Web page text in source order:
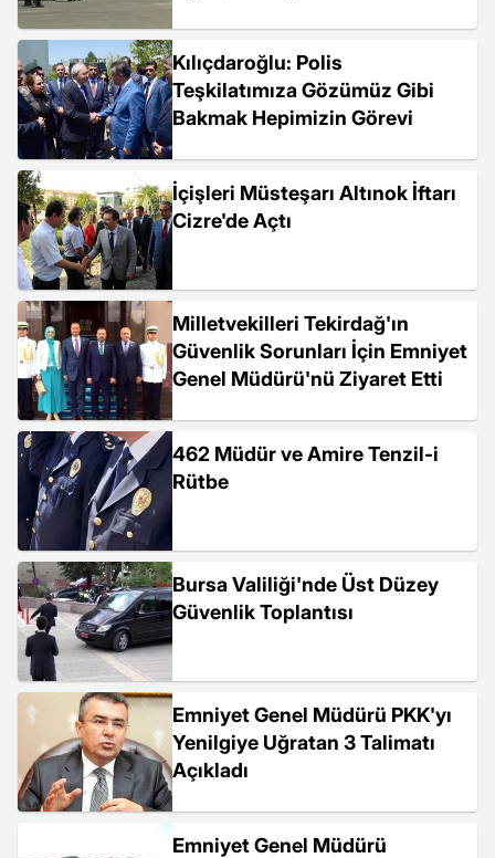
Kılıçdaroğlu: Polis
Teşkilatımıza Gözümüz Gibi
Bakmak Hepimizin Görevi
İçişleri Müsteşarı Altınok İftarı
Cizre'de Açtı
Milletvekilleri Tekirdağ'ın
Güvenlik Sorunları İçin Emniyet
Genel Müdürü'nü Ziyaret Etti
462 Müdür ve Amire Tenzil-i
Rütbe
Bursa Valiliği'nde Üst Düzey
Güvenlik Toplantısı
Emniyet Genel Müdürü PKK'yı
Yenilgiye Uğratan 3 Talimatı
Açıkladı
Emniyet Genel Müdürü